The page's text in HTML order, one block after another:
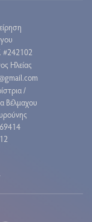
Ηλείας
/
Βέλμαχου